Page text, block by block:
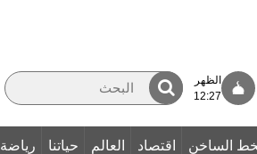
الظهر
12:27
الساخن اقتصاد العالم حياتنا رياضة